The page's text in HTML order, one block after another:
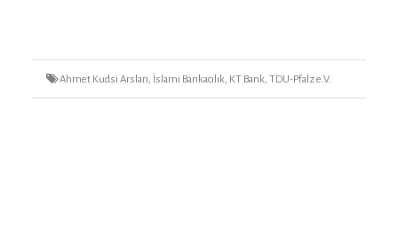
TagsAhmet Kudsi Arslan, İslami Bankacılık, KT Bank,TDU-Pfalz e.V.